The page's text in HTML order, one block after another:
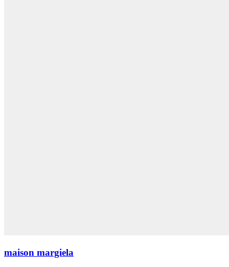
maison margiela